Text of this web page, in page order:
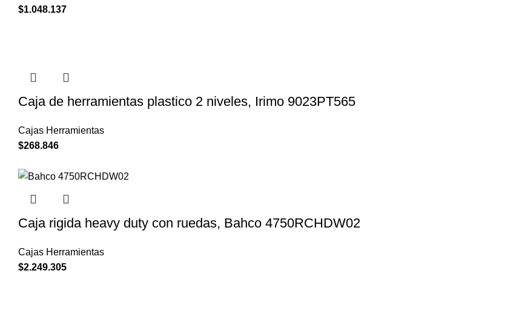
$1.048.137
Caja de herramientas plastico 2 niveles, Irimo 9023PT565
Cajas Herramientas
$268.846
Caja rigida heavy duty con ruedas, Bahco 4750RCHDW02
Cajas Herramientas
$2.249.305